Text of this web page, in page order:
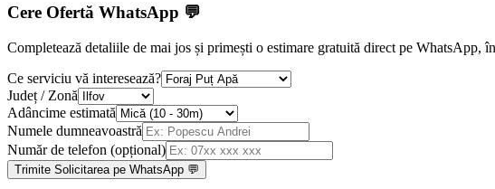
Cere Ofertă WhatsApp 💬
Completează detaliile de mai jos și primești o estimare gratuită direct pe WhatsApp,
Ce serviciu vă interesează?
Județ / Zonă
Adâncime estimată
Numele dumneavoastră
Număr de telefon (opțional)
Trimite Solicitarea pe WhatsApp 💬